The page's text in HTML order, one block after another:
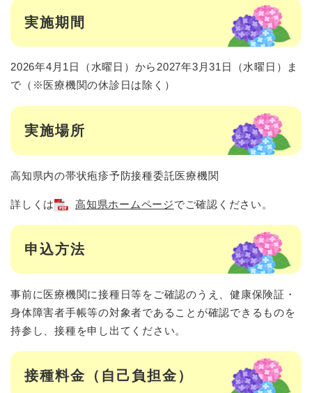
実施期間
2026年4月1日（水曜日）から2027年3月31日（水曜日）ま
で（※医療機関の休診日は除く）
実施場所
高知県内の帯状疱疹予防接種委託医療機関
詳しくは 高知県ホームページでご確認ください。
申込方法
事前に医療機関に接種日等をご確認のうえ、健康保険証・
身体障害者手帳等の対象者であることが確認できるものを
持参し、接種を申し出てください。
接種料金（自己負担金）